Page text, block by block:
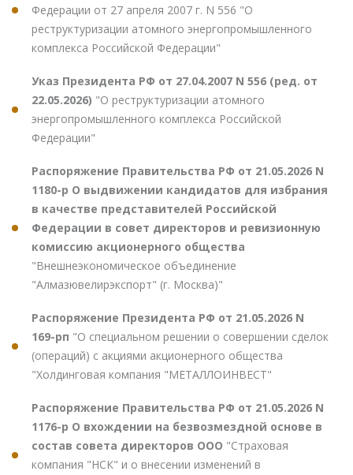
Федерации от 27 апреля 2007 г. N 556 "О
реструктуризации атомного энергопромышленного
комплекса Российской Федерации"
Указ Президента РФ от 27.04.2007 N 556 (ред. от
22.05.2026) "О реструктуризации атомного
энергопромышленного комплекса Российской
Федерации"
Распоряжение Правительства РФ от 21.05.2026 N
1180-р О выдвижении кандидатов для избрания
в качестве представителей Российской
Федерации в совет директоров и ревизионную
комиссию акционерного общества
"Внешнеэкономическое объединение
"Алмазювелирэкспорт" (г. Москва)"
Распоряжение Президента РФ от 21.05.2026 N
169-рп "О специальном решении о совершении сделок
(операций) с акциями акционерного общества
"Холдинговая компания "МЕТАЛЛОИНВЕСТ"
Распоряжение Правительства РФ от 21.05.2026 N
1176-р О вхождении на безвозмездной основе в
состав совета директоров ООО "Страховая
компания "НСК" и о внесении изменений в